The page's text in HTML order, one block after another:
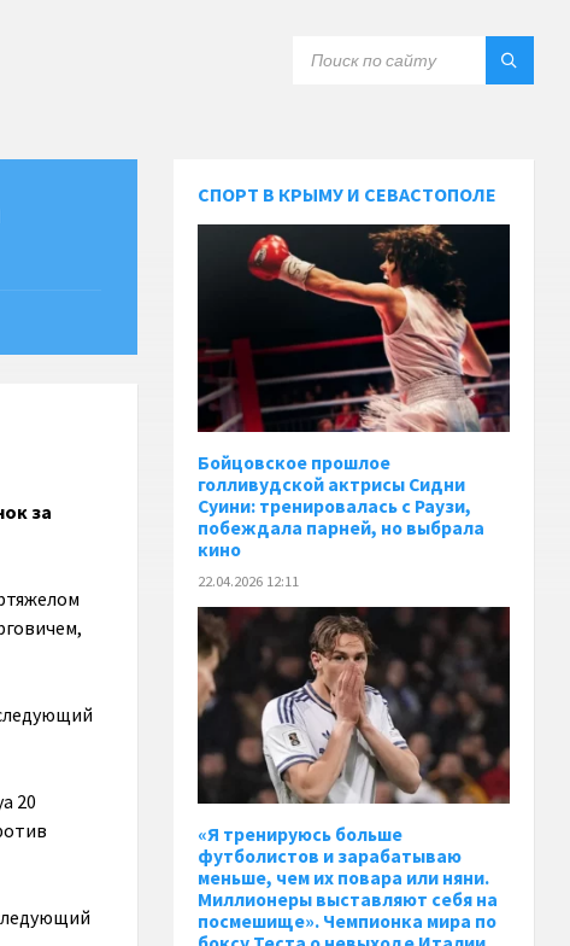
за
20
СПОРТ В КРЫМУ И СЕВАСТОПОЛЕ
Бойцовское прошлое
голливудской актрисы Сидни
Суини: тренировалась с Раузи,
побеждала парней, но выбрала
кино
22.04.2026 12:11
«Я тренируюсь больше
футболистов и зарабатываю
меньше, чем их повара или няни.
Миллионеры выставляют себя на
посмешище». Чемпионка мира по